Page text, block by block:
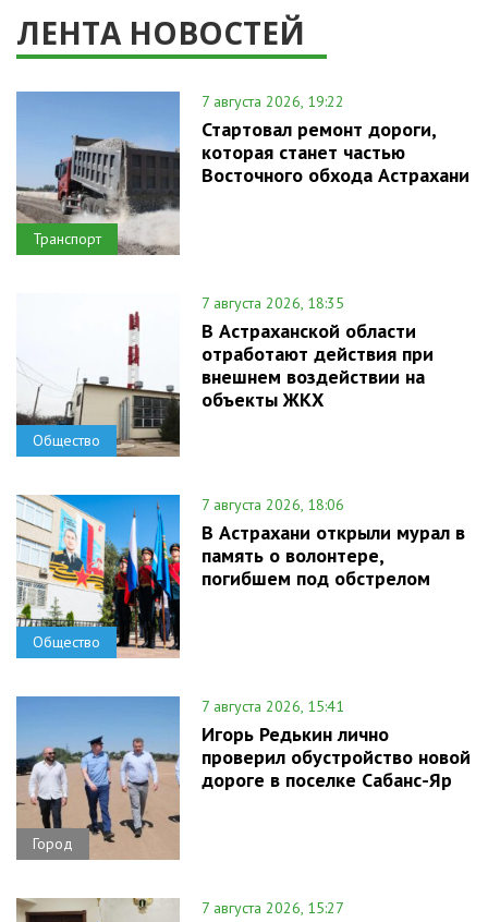
ЛЕНТА НОВОСТЕЙ
Транспорт
7 августа 2026, 19:22
Стартовал ремонт дороги,
которая станет частью
Восточного обхода Астрахани
Общество
7 августа 2026, 18:35
В Астраханской области
отработают действия при
внешнем воздействии на
объекты ЖКХ
Общество
7 августа 2026, 18:06
В Астрахани открыли мурал в
память о волонтере,
погибшем под обстрелом
Город
7 августа 2026, 15:41
Игорь Редькин лично
проверил обустройство новой
дороге в поселке Сабанс-Яр
7 августа 2026, 15:27